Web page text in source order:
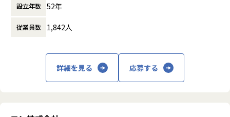
電通グループ唯一のSI企業である電通総研において、ITスペ
ノロジを駆使し、
電通グループ内外の大手クライアントの事業課題を解決する
ためのワンストップソリューションを提供することが我々の
ミッションです。
当社が管理しているAWS上で自社の会計ソフトウエアを運用
するクラウドサービスとなっており、
お客様からはサービスレベル・品質・コストをご評価いただ
製品の拡大をおこなっています。
この「PAS」の運営チームリーダーとして、PASの企画・構
築を指揮し、技術支援を行います。
関や製造業のトップクラスの企業と直接取引
ョンを提供しています。
設立年数 52年
従業員数 1,842人
詳細を見る 応募する